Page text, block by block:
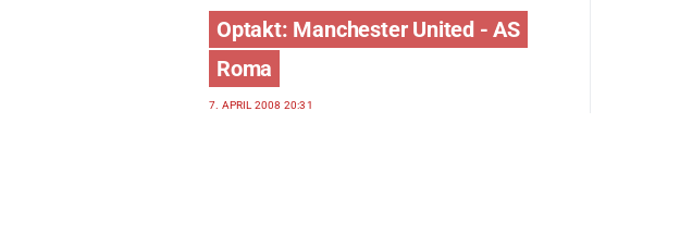
Optakt: Manchester United - AS
Roma
7. APRIL 2008 20:31